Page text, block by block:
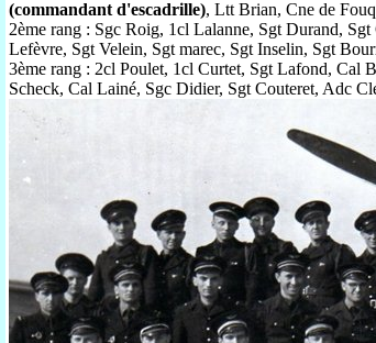
(commandant d'escadrille), Ltt Brian, Cne de
2ème rang : Sgc Roig, 1cl Lalanne, Sgt Durand,
Lefèvre, Sgt Velein, Sgt marec, Sgt Inselin, Sgt
3ème rang : 2cl Poulet, 1cl Curtet, Sgt Lafond, Cal
Scheck, Cal Lainé, Sgc Didier, Sgt Couteret, Adc